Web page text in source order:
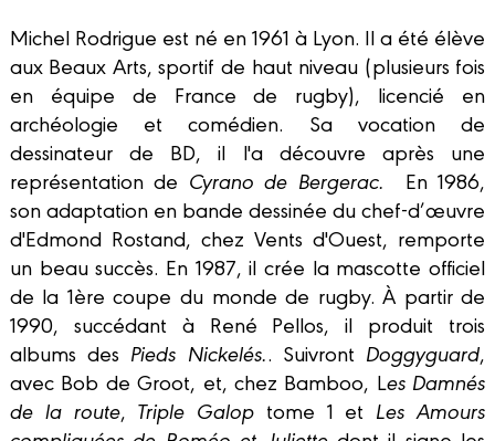
Michel Rodrigue est né en 1961 à Lyon. Il a été élève
aux Beaux Arts, sportif de haut niveau (plusieurs fois
en équipe de France de rugby), licencié en
archéologie et comédien. Sa vocation de
dessinateur de BD, il l'a découvre après une
représentation de Cyrano de Bergerac.
En 1986,
son adaptation en bande dessinée du chef-d’œuvre
d'Edmond Rostand, chez Vents d'Ouest, remporte
un beau succès. En 1987, il crée la mascotte officiel
de la 1ère coupe du monde de rugby. À partir de
1990, succédant à René Pellos, il produit trois
albums des Pieds Nickelés.. Suivront Doggyguard,
avec Bob de Groot, et, chez Bamboo, Les Damnés
de la route, Triple Galop tome 1 et Les Amours